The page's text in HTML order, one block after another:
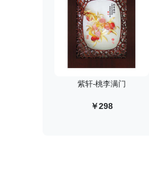
紫轩-桃李满门
￥298